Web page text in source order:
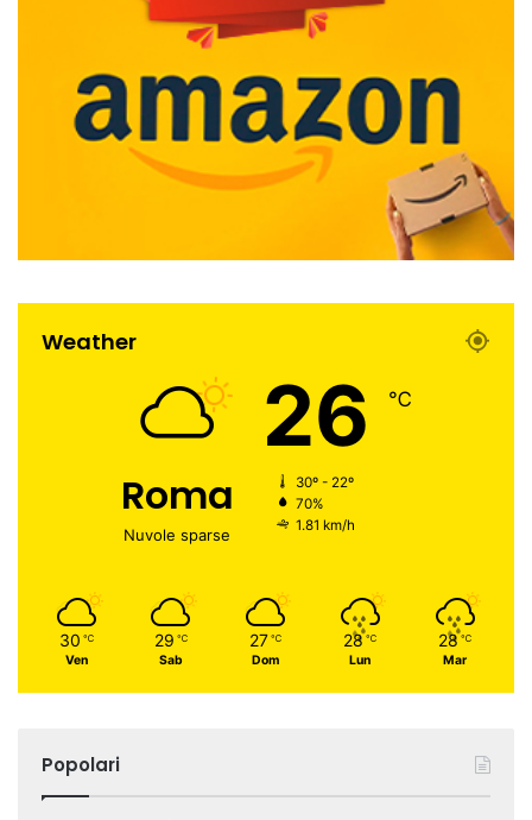
Weather
Roma
Nuvole sparse
26 ℃
30º - 22º
70%
1.81 km/h
30 ℃
Ven
29 ℃
Sab
27 ℃
Dom
28 ℃
Lun
28 ℃
Mar
Popolari